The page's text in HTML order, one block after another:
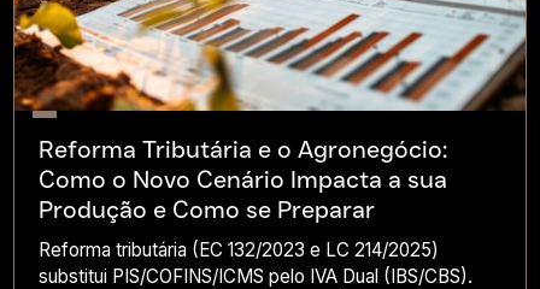
Reforma Tributária e o Agronegócio:
Como o Novo Cenário Impacta a sua
Produção e Como se Preparar
Reforma tributária (EC 132/2023 e LC 214/2025)
substitui PIS/COFINS/ICMS pelo IVA Dual (IBS/CBS).